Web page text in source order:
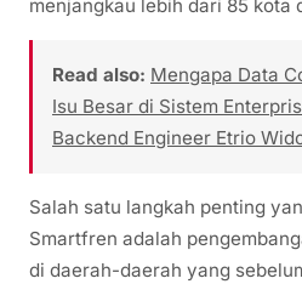
menjangkau lebih dari 85 kota
Read also: Mengapa Data
Isu Besar di Sistem
Backend Engineer Etrio
Salah satu langkah penting
Smartfren adalah
di daerah-daerah yang